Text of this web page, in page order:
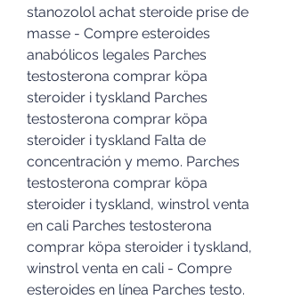
stanozolol achat steroide prise de
masse - Compre esteroides
anabólicos legales Parches
testosterona comprar köpa
steroider i tyskland Parches
testosterona comprar köpa
steroider i tyskland Falta de
concentración y memo. Parches
testosterona comprar köpa
steroider i tyskland, winstrol venta
en cali Parches testosterona
comprar köpa steroider i tyskland,
winstrol venta en cali - Compre
esteroides en línea Parches testo.